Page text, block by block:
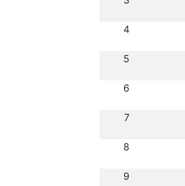
4
5
6
7
8
9